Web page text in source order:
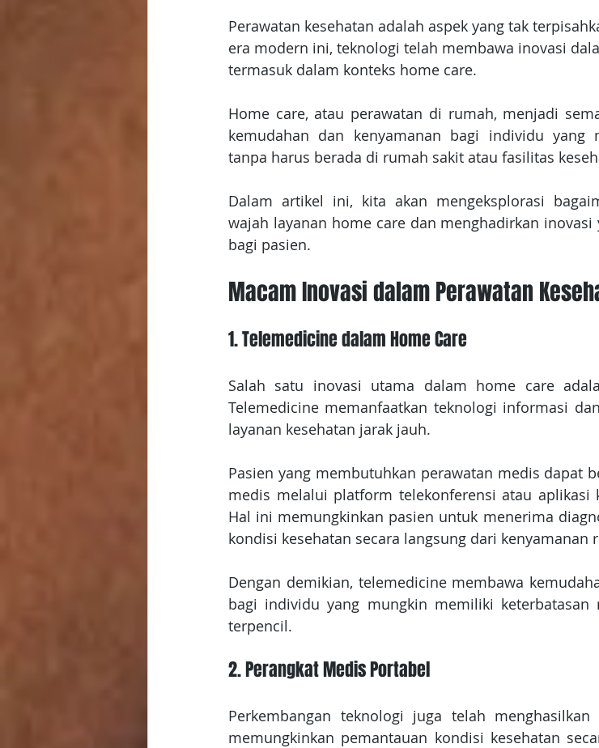
Perawatan kesehatan adalah aspek yang tak
era modern ini, teknologi telah membawa inovasi
termasuk dalam konteks home care.
Home care, atau perawatan di rumah, menjadi
kemudahan dan kenyamanan bagi individu yang
tanpa harus berada di rumah sakit atau fasilitas
Dalam artikel ini, kita akan mengeksplorasi
wajah layanan home care dan menghadirkan
bagi pasien.
Macam Inovasi dalam Perawatan
1. Telemedicine dalam Home Care
Salah satu inovasi utama dalam home care
Telemedicine memanfaatkan teknologi informasi
layanan kesehatan jarak jauh.
Pasien yang membutuhkan perawatan medis dapat
medis melalui platform telekonferensi atau aplikasi
Hal ini memungkinkan pasien untuk menerima
kondisi kesehatan secara langsung dari kenyamanan
Dengan demikian, telemedicine membawa
bagi individu yang mungkin memiliki
terpencil.
2. Perangkat Medis Portabel
Perkembangan teknologi juga telah
memungkinkan pemantauan kondisi kesehatan